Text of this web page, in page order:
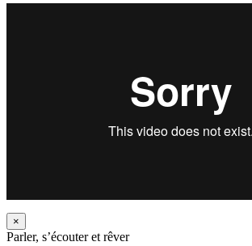
×
Parler, s’écouter et rêver